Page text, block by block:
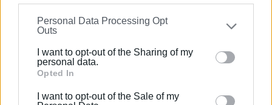
information may also be disclosed by us to third parties
on theIAB’s List of Downstream Participants
that may
further disclose it to other third parties.
Please note that this website/app uses one or more
Google services and may gather and store information
behaviour. You may click to grant or deny consent to
Personal Data Processing Opt
Outs
I want to opt-out of the Sharing of my
personal data.
Opted In
I want to opt-out of the Sale of my